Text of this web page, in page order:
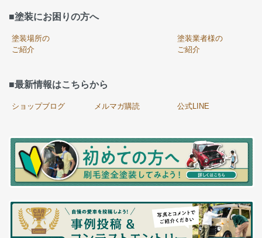
■塗装にお困りの方へ
塗装場所の
ご紹介
塗装業者様の
ご紹介
■最新情報はこちらから
ショップブログ メルマガ購読 公式LINE